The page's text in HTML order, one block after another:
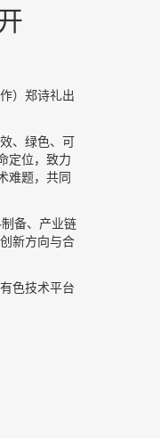
）郑诗礼出
、绿色、可
定位，致力
难题，共同
备、产业链
新方向与合
色技术平台